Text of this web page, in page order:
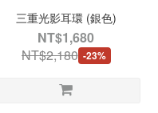
三重光影耳環 (銀色)
NT$1,680
NT$2,180 -23%